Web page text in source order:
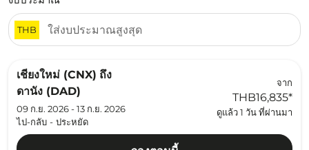
THB
เชียงใหม่ (CNX) ถึง
ดานัง (DAD)
09 ก.ย. 2026 - 13 ก.ย. 2026
ไป-กลับ - ประหยัด
จาก
THB16,835*
ดูแล้ว 1 วัน ที่ผ่านมา